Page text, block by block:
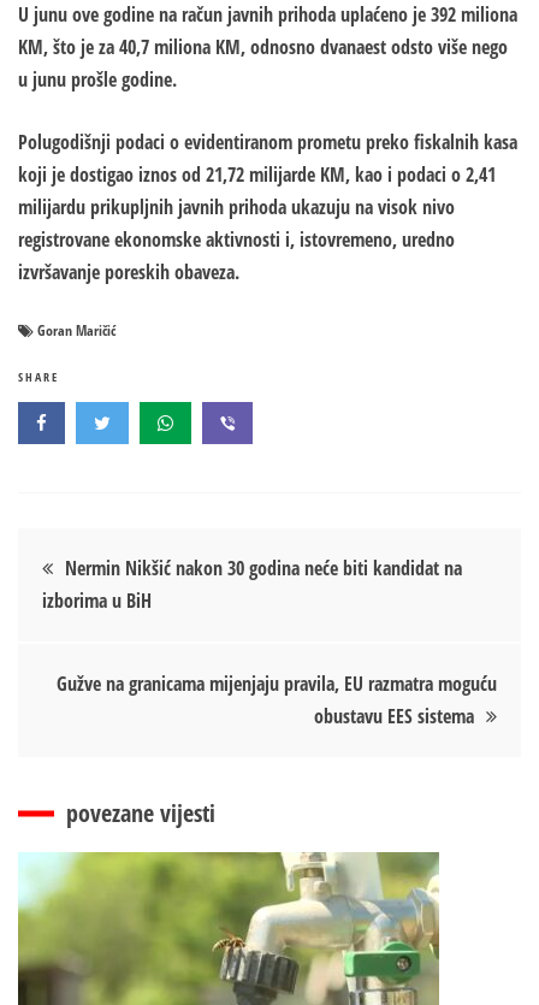
U junu ove godine na račun javnih prihoda uplaćeno je 392 miliona
KM, što je za 40,7 miliona KM, odnosno dvanaest odsto više nego
u junu prošle godine.
Polugodišnji podaci o evidentiranom prometu preko fiskalnih kasa
koji je dostigao iznos od 21,72 milijarde KM, kao i podaci o 2,41
milijardu prikupljnih javnih prihoda ukazuju na visok nivo
registrovane ekonomske aktivnosti i, istovremeno, uredno
izvršavanje poreskih obaveza.
Goran Maričić
SHARE
Кретање
чланка
Nermin Nikšić nakon 30 godina neće biti kandidat na
izborima u BiH
Gužve na granicama mijenjaju pravila, EU razmatra moguću
obustavu EES sistema
povezane vijesti